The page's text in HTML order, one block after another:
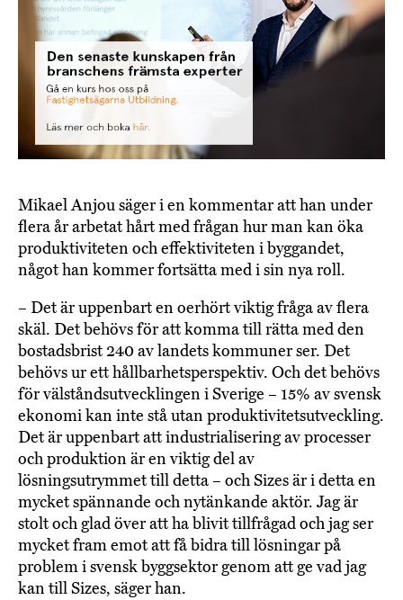
Mikael Anjou säger i en kommentar att han under
flera år arbetat hårt med frågan hur man kan öka
produktiviteten och effektiviteten i byggandet,
något han kommer fortsätta med i sin nya roll.
– Det är uppenbart en oerhört viktig fråga av flera
skäl. Det behövs för att komma till rätta med den
bostadsbrist 240 av landets kommuner ser. Det
behövs ur ett hållbarhetsperspektiv. Och det behövs
för välståndsutvecklingen i Sverige – 15% av svensk
ekonomi kan inte stå utan produktivitetsutveckling.
Det är uppenbart att industrialisering av processer
och produktion är en viktig del av
lösningsutrymmet till detta – och Sizes är i detta en
mycket spännande och nytänkande aktör. Jag är
stolt och glad över att ha blivit tillfrågad och jag ser
mycket fram emot att få bidra till lösningar på
problem i svensk byggsektor genom att ge vad jag
kan till Sizes, säger han.